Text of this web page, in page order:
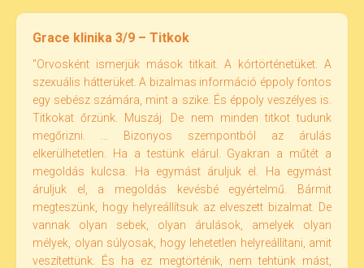
Grace klinika 3/9 – Titkok
"Orvosként ismerjük mások titkait. A kórtörténetüket. A
szexuális hátterüket. A bizalmas információ éppoly fontos
egy sebész számára, mint a szike. És éppoly veszélyes is.
Titkokat őrzünk. Muszáj. De nem minden titkot tudunk
megőrizni. ... Bizonyos szempontból az árulás
elkerülhetetlen. Ha a testünk elárul. Gyakran a műtét a
megoldás kulcsa. Ha egymást áruljuk el. Ha egymást
áruljuk el, a megoldás kevésbé egyértelmű. Bármit
megteszünk, hogy helyreállítsuk az elveszett bizalmat. De
vannak olyan sebek, olyan árulások, amelyek olyan
mélyek, olyan súlyosak, hogy lehetetlen helyreállítani, amit
veszítettünk. És ha ez megtörténik, nem tehtünk mást,